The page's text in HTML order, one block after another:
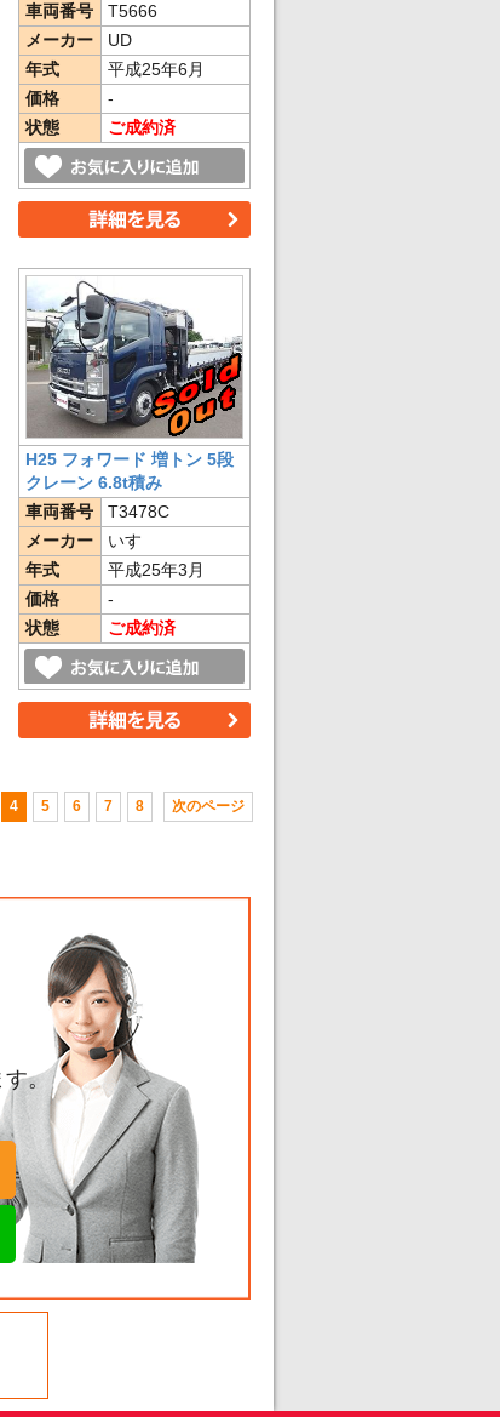
車両番号
T5666
メーカー
UD
年式
平成25年6月
価格
-
状態
ご成約済
H25 フォワード 増トン 5段
クレーン 6.8t積み
車両番号
T3478C
メーカー
いすゞ
年式
平成25年3月
価格
-
状態
ご成約済
4 5 6 7 8 次のページ
。